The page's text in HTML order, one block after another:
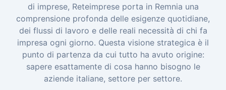
di imprese, Reteimprese porta in Remnia una
comprensione profonda delle esigenze quotidiane,
dei flussi di lavoro e delle reali necessità di chi fa
impresa ogni giorno. Questa visione strategica è il
punto di partenza da cui tutto ha avuto origine:
sapere esattamente di cosa hanno bisogno le
aziende italiane, settore per settore.